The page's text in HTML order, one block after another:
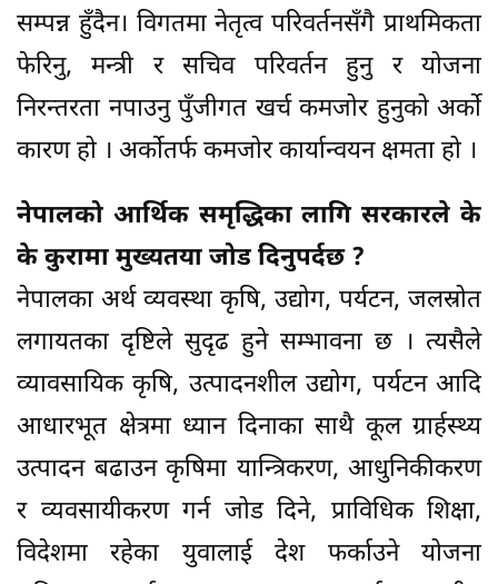
सम्पन्न हुँदैन। विगतमा नेतृत्व परिवर्तनसँगै प्राथमिकता
फेरिनु, मन्त्री र सचिव परिवर्तन हुनु र योजना
निरन्तरता नपाउनु पुँजीगत खर्च कमजोर हुनुको अर्को
कारण हो । अर्कोतर्फ कमजोर कार्यान्वयन क्षमता हो ।
नेपालको आर्थिक समृद्धिका लागि सरकारले के
के कुरामा मुख्यतया जोड दिनुपर्दछ ?
नेपालका अर्थ व्यवस्था कृषि, उद्योग, पर्यटन, जलस्रोत
लगायतका दृष्टिले सुदृढ हुने सम्भावना छ । त्यसैले
व्यावसायिक कृषि, उत्पादनशील उद्योग, पर्यटन आदि
आधारभूत क्षेत्रमा ध्यान दिनाका साथै कूल ग्रार्हस्थ्य
उत्पादन बढाउन कृषिमा यान्त्रिकरण, आधुनिकीकरण
र व्यवसायीकरण गर्न जोड दिने, प्राविधिक शिक्षा,
विदेशमा रहेका युवालाई देश फर्काउने योजना